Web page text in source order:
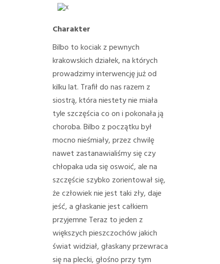
Charakter
Bilbo to kociak z pewnych
krakowskich działek, na których
prowadzimy interwencję już od
kilku lat. Trafił do nas razem z
siostrą, która niestety nie miała
tyle szczęścia co on i pokonała ją
choroba. Bilbo z początku był
mocno nieśmiały, przez chwilę
nawet zastanawialiśmy się czy
chłopaka uda się oswoić, ale na
szczęście szybko zorientował się,
że człowiek nie jest taki zły, daje
jeść, a głaskanie jest całkiem
przyjemne Teraz to jeden z
większych pieszczochów jakich
świat widział, głaskany przewraca
się na plecki, głośno przy tym